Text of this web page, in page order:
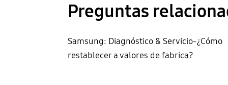
Preguntas
Samsung: Diagnóstico & Servicio-¿Cómo
restablecer a valores de fabrica?